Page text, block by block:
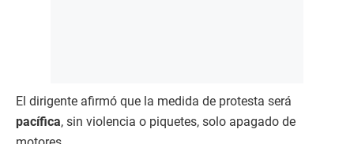
El dirigente afirmó que la medida de protesta será
pacífica, sin violencia o piquetes, solo apagado de